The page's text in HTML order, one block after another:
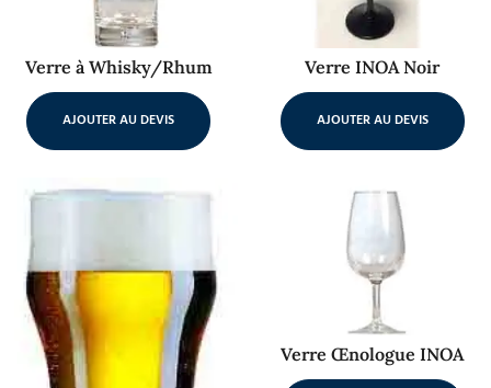
Verre à Whisky/Rhum
AJOUTER AU DEVIS
Verre INOA Noir
AJOUTER AU DEVIS
Verre Œnologue INOA